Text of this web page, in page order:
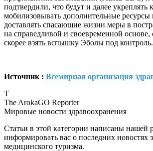
подтвердили, что будут и далее укреплять
мобилизовывать дополнительные ресурсы
доставлять спасающие жизни меры в
на справедливой и своевременной
скорее взять вспышку Эболы под контроль.
Источник : Всемирная организация
T
The ArokaGO Reporter
Мировые новости здравоохранения
Статьи в этой категории написаны нашей
информировать вас о последних новостях
медицинского туризма.